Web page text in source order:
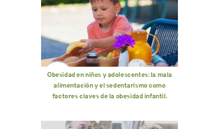
Obesidad en niños y adolescentes: la mala
alimentación y el sedentarismo como
factores claves de la obesidad infantil.